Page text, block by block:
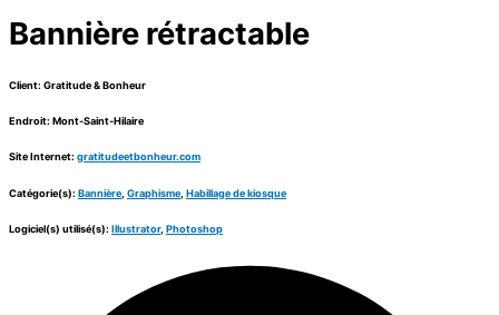
Bannière rétractable
Client: Gratitude & Bonheur
Endroit: Mont-Saint-Hilaire
Site Internet: gratitudeetbonheur.com
Catégorie(s): Bannière Graphisme Habillage de kiosque
Logiciel(s) utilisé(s): Illustrator, Photoshop